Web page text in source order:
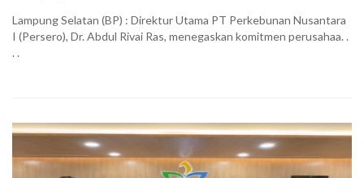
Lampung Selatan (BP) : Direktur Utama PT Perkebunan Nusantara
I (Persero), Dr. Abdul Rivai Ras, menegaskan komitmen perusahaa. .
. .